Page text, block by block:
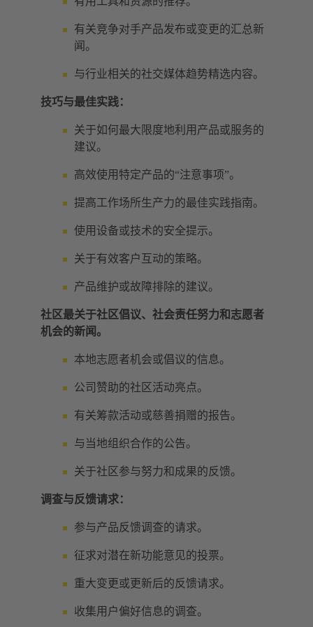
有关竞争对手产品发布或变更的汇总新
闻。
与行业相关的社交媒体趋势精选内容。
技巧与最佳实践：
关于如何最大限度地利用产品或服务的
建议。
高效使用特定产品的“注意事项”。
提高工作场所生产力的最佳实践指南。
使用设备或技术的安全提示。
关于有效客户互动的策略。
产品维护或故障排除的建议。
社区最关于社区倡议、社会责任努力和志愿者
机会的新闻。
本地志愿者机会或倡议的信息。
公司赞助的社区活动亮点。
有关筹款活动或慈善捐赠的报告。
与当地组织合作的公告。
关于社区参与努力和成果的反馈。
调查与反馈请求：
参与产品反馈调查的请求。
征求对潜在新功能意见的投票。
重大变更或更新后的反馈请求。
收集用户偏好信息的调查。